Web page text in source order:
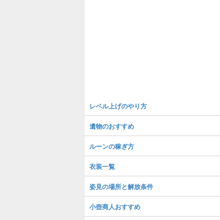
レベル上げのやり方
遺物のおすすめ
ルーンの稼ぎ方
衣装一覧
姿見の場所と解放条件
小壺商人おすすめ